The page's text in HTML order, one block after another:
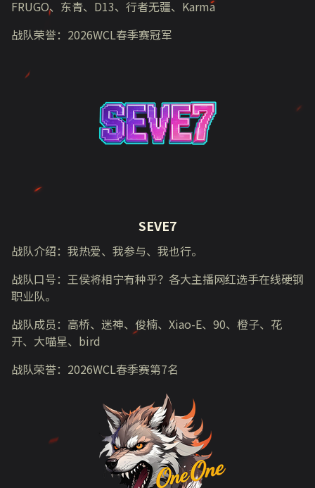
FRUGO、东青、 D13、行者无疆、 Karma
战队荣誉： 2026WCL春季赛冠军
SEVE7
战队介绍：我热爱、我参与、我也行。
战队口号：王侯将相宁有种乎？各大主播网红选手在线硬钢
职业队。
战队成员：高桥、迷神、俊楠、 Xiao-E、 90、橙子、花
开、大喵星、 bird
战队荣誉： 2026WCL春季赛第7名